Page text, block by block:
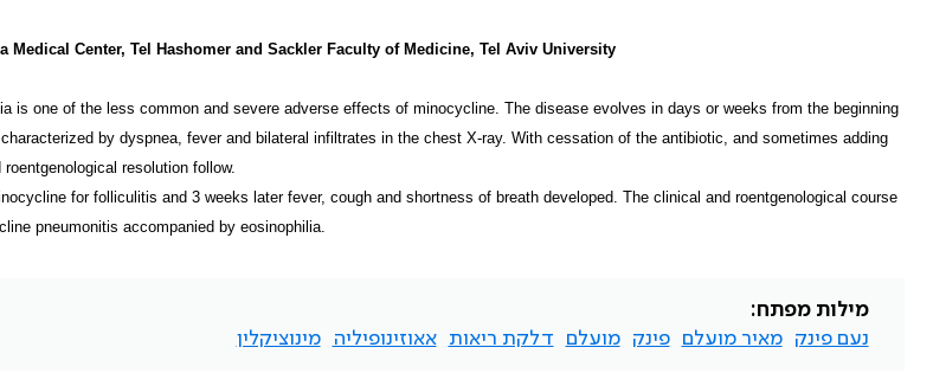
Medical Center, Tel Hashomer and Sackler Faculty of Medicine, Tel Aviv University
is one of the less common and severe adverse effects of minocycline. The disease evolves in days or weeks from the beginning
by dyspnea, fever and bilateral infiltrates in the chest X-ray. With cessation of the antibiotic, and sometimes adding
resolution follow.
for folliculitis and 3 weeks later fever, cough and shortness of breath developed. The clinical and roentgenological course
pneumonitis accompanied by eosinophilia.
מילות מפתח:
נעם פינק
מאיר מועלם פינק מועלם דלקת ריאות אאוזינופיליה מינוציקלין